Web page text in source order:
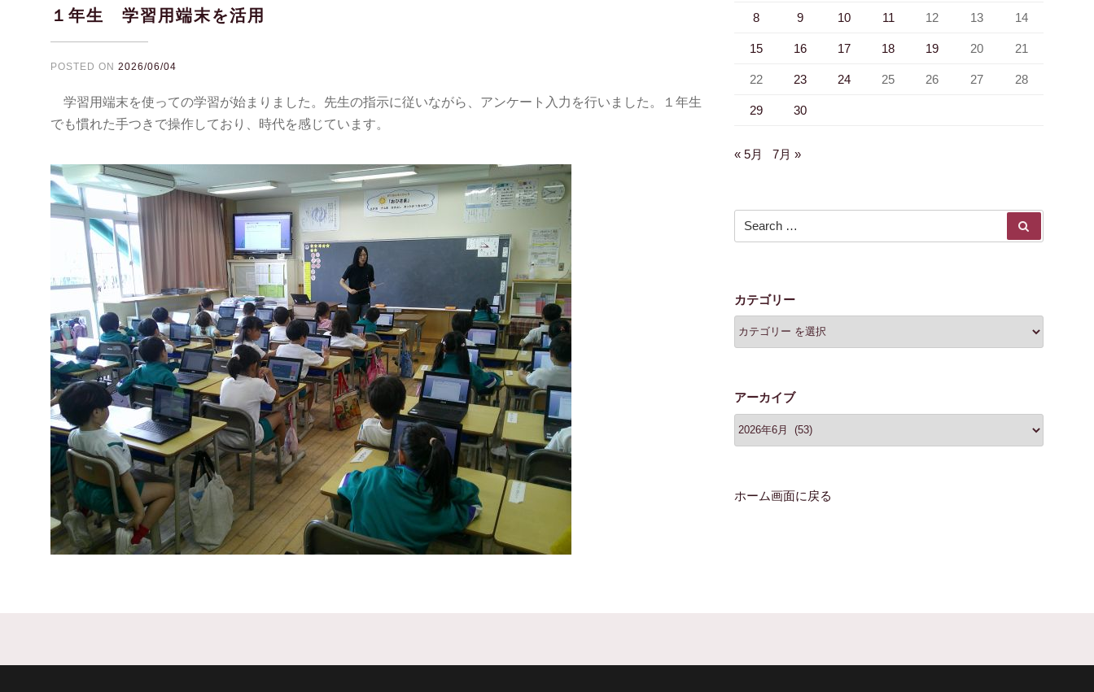
１年生 学習用端末を活用
POSTED ON 2026/06/04
学習用端末を使っての学習が始まりました。先生の指示に従いながら、アンケート入力を行いました。１年生
でも慣れた手つきで操作しており、時代を感じています。
8 9 10 11 12 13 14
15 16 17 18 19 20 21
22 23 24 25 26 27 28
29 30
« 5月 7月 »
Search for:
カテゴリー
アーカイブ
ホーム画面に戻る